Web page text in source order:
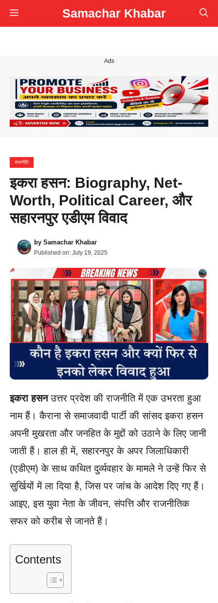
Skip
to
Samachar Khabar
Menu
Ads
राजनीति
इकरा हसन: Biography, Net-
Worth, Political Career, और
सहारनपुर एडीएम विवाद
by Samachar Khabar
Published on: July 19, 2025
इकरा हसनउत्तर प्रदेश की राजनीति में एक उभरता हुआ
नाम हैं। कैराना से समाजवादी पार्टी की सांसद इकरा हसन
अपनी मुखरता और जनहित के मुद्दों को उठाने के लिए जानी
जाती हैं। हाल ही में, सहारनपुर के अपर जिलाधिकारी
(एडीएम) के साथ कथित दुर्व्यवहार के मामले ने उन्हें फिर से
सुर्खियों में ला दिया है, जिस पर जांच के आदेश दिए गए हैं।
आइए, इस युवा नेता के जीवन, संपत्ति और राजनीतिक
सफर को करीब से जानते हैं।
Contents